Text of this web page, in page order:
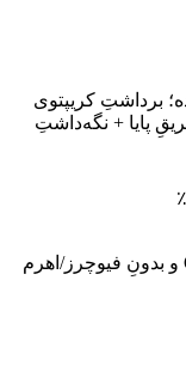
برداشتِ کریپتوی
۲۴/۷)، ریالی از طریقِ پایا + نگه‌داشتِ
٪
شکایتِ دستکاری ندارد؛ اسپردِ متعارفِ OTC و بدونِ فیوچرز/اهرم